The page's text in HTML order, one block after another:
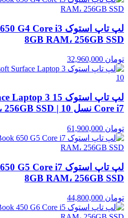
8GB RAM، 256GB SSD
تومان
Core i7 نسل 10 | 16GB RAM، 256GB SSD
تومان
8GB RAM، 256GB SSD
تومان